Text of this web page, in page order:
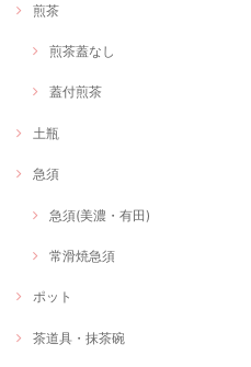
煎茶
煎茶蓋なし
蓋付煎茶
土瓶
急須
急須(美濃・有田)
常滑焼急須
ポット
茶道具・抹茶碗